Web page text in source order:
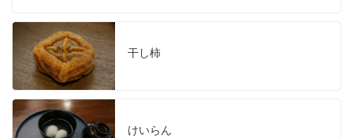
干し柿
けいらん